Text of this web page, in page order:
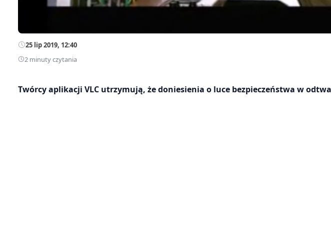
25 lip 2019, 12:40
2 minuty czytania
Twórcy aplikacji VLC utrzymują, że doniesienia o luce bezpieczeństwa w